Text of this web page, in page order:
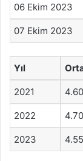
06 Ekim 2023
07 Ekim 2023
Yıl
2021 4.60
2022 4.70
2023 4.55